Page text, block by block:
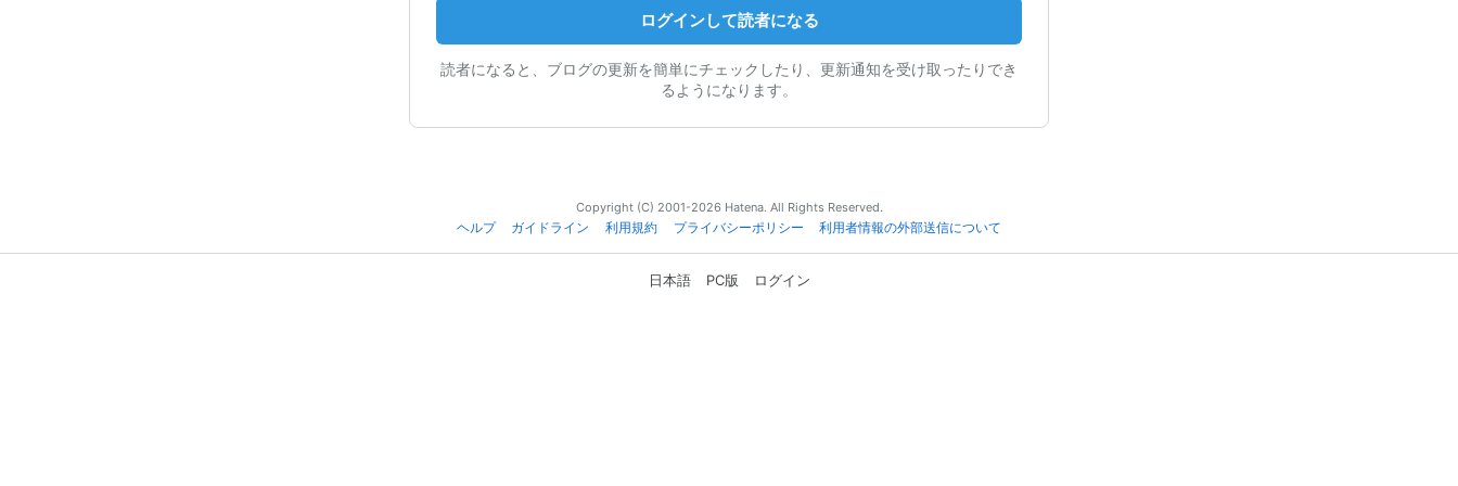
ログインして読者になる
読者になると、ブログの更新を簡単にチェックしたり、更新通知を受け取ったりでき
るようになります。
Copyright (C) 2001-2026 Hatena. All Rights Reserved.
ヘルプ
ガイドライン 利用規約 プライバシーポリシー 利用者情報の外部送信について
日本語 PC版 ログイン